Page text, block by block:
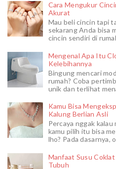
Cara Mengukur
Akurat
Mau beli cincin tapi
sekarang Anda bisa
cincin sendiri di
Mengenal Apa Itu
Kelebihannya
Bingung mencari
rumah? Coba
unik dan terlihat
Kamu Bisa
Kalung Berlian Asli
Percaya nggak
kamu pilih itu bisa
lho? Pada dasarnya,
Manfaat Susu
Tubuh